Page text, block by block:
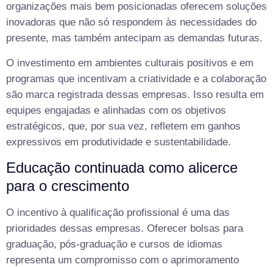
organizações mais bem posicionadas oferecem soluções
inovadoras que não só respondem às necessidades do
presente, mas também antecipam as demandas futuras.
O investimento em ambientes culturais positivos e em
programas que incentivam a criatividade e a colaboração
são marca registrada dessas empresas. Isso resulta em
equipes engajadas e alinhadas com os objetivos
estratégicos, que, por sua vez, refletem em ganhos
expressivos em produtividade e sustentabilidade.
Educação continuada como alicerce
para o crescimento
O incentivo à qualificação profissional é uma das
prioridades dessas empresas. Oferecer bolsas para
graduação, pós-graduação e cursos de idiomas
representa um compromisso com o aprimoramento